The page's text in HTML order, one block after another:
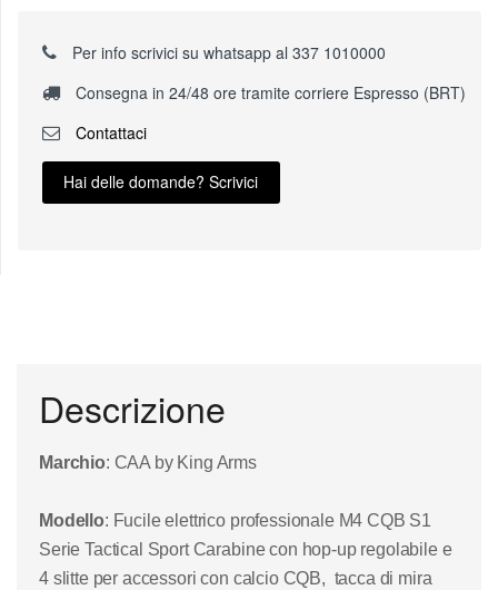
Per info scrivici su whatsapp al 337 1010000
Consegna in 24/48 ore tramite corriere Espresso (BRT)
Contattaci
Hai delle domande? Scrivici
Descrizione
Marchio: CAA by King Arms
Modello: Fucile elettrico professionale M4 CQB S1
Serie Tactical Sport Carabine con hop-up regolabile e
4 slitte per accessori con calcio CQB, tacca di mira